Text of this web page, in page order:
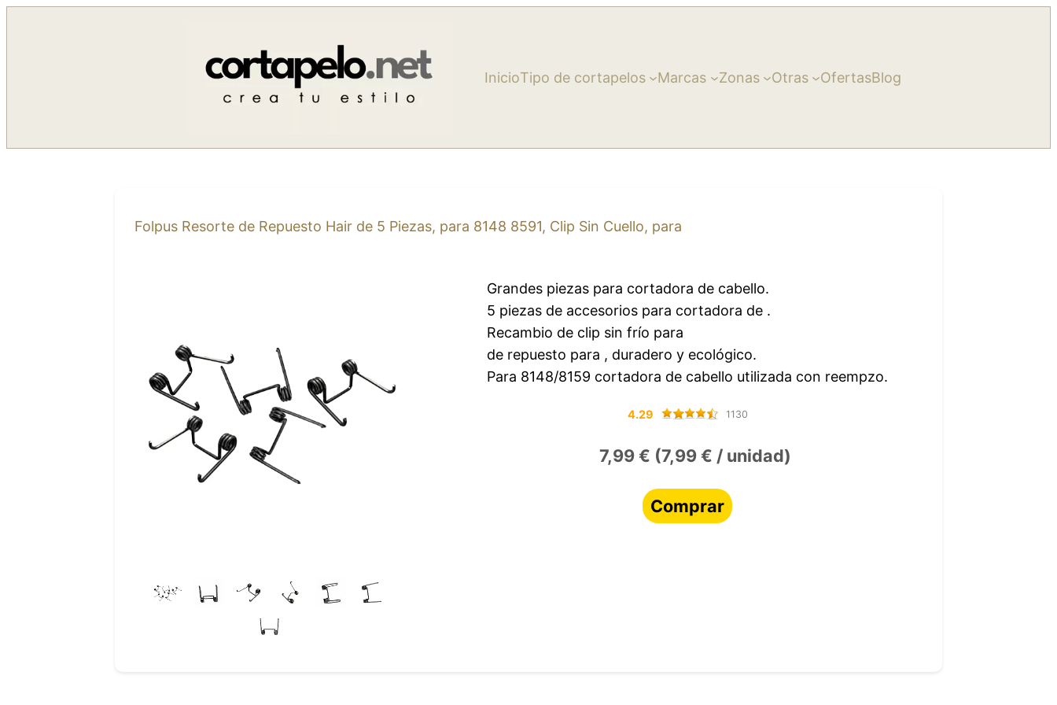
InicioTipo de cortapelos Marcas Zonas Otras OfertasBlog
Folpus Resorte de Repuesto Hair de 5 Piezas, para 8148 8591, Clip Sin Cuello, para
Grandes piezas para cortadora de cabello.
5 piezas de accesorios para cortadora de .
Recambio de clip sin frío para
de repuesto para , duradero y ecológico.
Para 8148/8159 cortadora de cabello utilizada con reempzo.
4.29 1130
7,99 € (7,99 € / unidad)
Comprar